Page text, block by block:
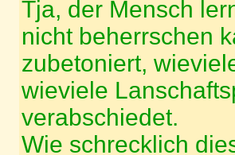
Tja, der Mensch
nicht beherrschen
zubetoniert,
wieviele
verabschiedet.
Wie schrecklich